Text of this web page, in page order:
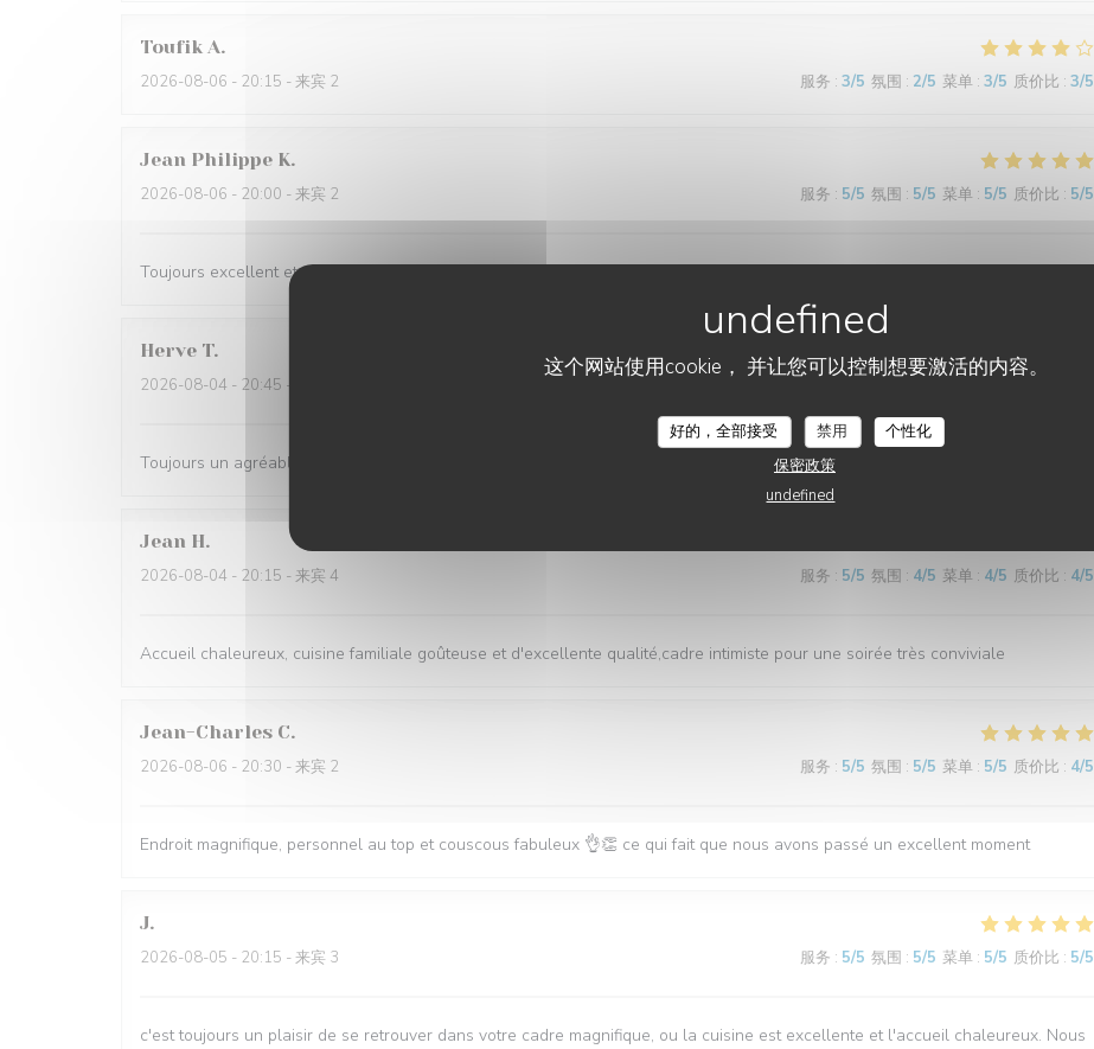
这个网站使用cookie， 并让您可以控制想要激活的内容。
好的，全部接受 禁用
个性化
保密政策
undefined
Toufik A
2026-08-06 - 20:15 - 来宾 2 服务 : 3/5 氛围 : 2/5 菜单 : 3/5 质价比 : 3/5
Jean Philippe K
2026-08-06 - 20:00 - 来宾 2 服务 : 5/5 氛围 : 5/5 菜单 : 5/5 质价比 : 5/5
Toujours excellent et un accueil au top
Herve T
2026-08-04 - 20:45 - 来宾 2
Toujours un agréable moment. Merci.
Jean H
2026-08-04 - 20:15 - 来宾 4 服务 : 5/5 氛围 : 4/5 菜单 : 4/5 质价比 : 4/5
Accueil chaleureux, cuisine familiale goûteuse et d'excellente qualité,cadre intimiste pour une soirée très conviviale
Jean-Charles C
2026-08-06 - 20:30 - 来宾 2 服务 : 5/5 氛围 : 5/5 菜单 : 5/5 质价比 : 4/5
Endroit magnifique, personnel au top et couscous fabuleux 👌👏 ce qui fait que nous avons passé un excellent moment
J
2026-08-05 - 20:15 - 来宾 3 服务 : 5/5 氛围 : 5/5 菜单 : 5/5 质价比 : 5/5
c'est toujours un plaisir de se retrouver dans votre cadre magnifique, ou la cuisine est excellente et l'accueil chaleureux. Nous